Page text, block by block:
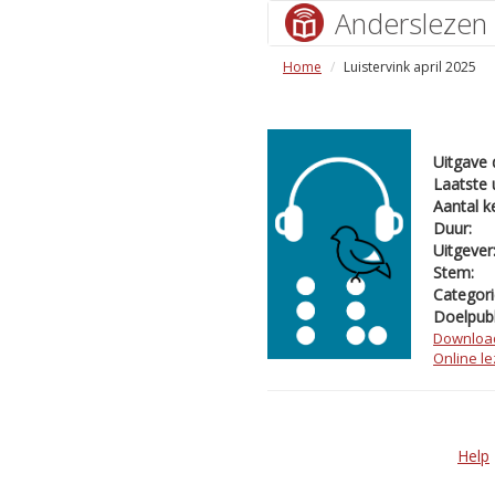
Anderslezen
Home Luistervink april 2025
Uitgave
Laatste
Aantal
Duur:
Uitgever:
Stem:
Online
Help